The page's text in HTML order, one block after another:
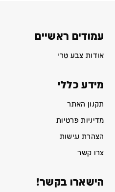
עמודים ראשיים
אודות צבע טרי
מידע כללי
תקנון האתר
מדיניות פרטיות
הצהרת נגישות
צרו קשר
הישארו בקשר!